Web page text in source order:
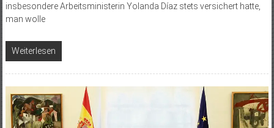
insbesondere Arbeitsministerin Yolanda Díaz stets versichert hatte,
man wolle
Weiterlesen